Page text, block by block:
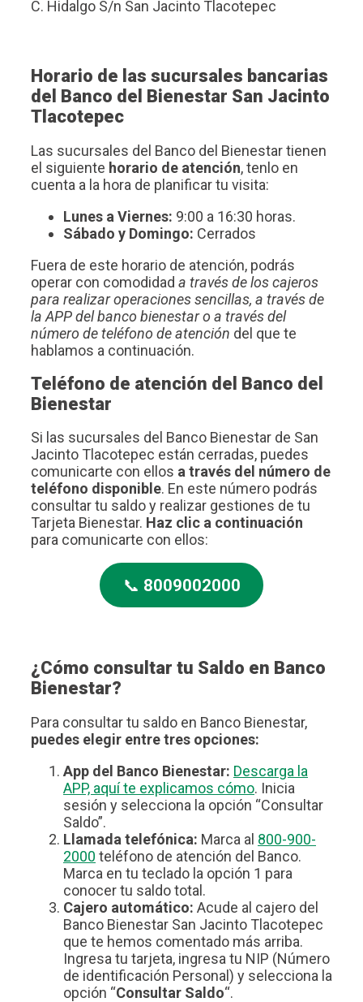
C. Hidalgo S/n San Jacinto Tlacotepec
Horario de las sucursales bancarias
del Banco del Bienestar San Jacinto
Tlacotepec
Las sucursales del Banco del Bienestar tienen
el siguiente horario de atención, tenlo en
cuenta a la hora de planificar tu visita:
Lunes a Viernes: 9:00 a 16:30 horas.
Sábado y Domingo: Cerrados
Fuera de este horario de atención, podrás
operar con comodidad a través de los cajeros
para realizar operaciones sencillas, a través de
la APP del banco bienestar o a través del
número de teléfono de atención del que te
hablamos a continuación.
Teléfono de atención del Banco del
Bienestar
Si las sucursales del Banco Bienestar de San
Jacinto Tlacotepec están cerradas, puedes
comunicarte con ellos a través del número de
teléfono disponible. En este número podrás
consultar tu saldo y realizar gestiones de tu
Tarjeta Bienestar. Haz clic a continuación
para comunicarte con ellos:
📞 8009002000
¿Cómo consultar tu Saldo en Banco
Bienestar?
Para consultar tu saldo en Banco Bienestar,
puedes elegir entre tres opciones:
App del Banco Bienestar: Descarga la
APP, aquí te explicamos cómo. Inicia
sesión y selecciona la opción “Consultar
Saldo”.
Llamada telefónica: Marca al 800-900-
2000 teléfono de atención del Banco.
Marca en tu teclado la opción 1 para
conocer tu saldo total.
Cajero automático: Acude al cajero del
Banco Bienestar San Jacinto Tlacotepec
que te hemos comentado más arriba.
Ingresa tu tarjeta, ingresa tu NIP (Número
de identificación Personal) y selecciona la
opción “Consultar Saldo“.